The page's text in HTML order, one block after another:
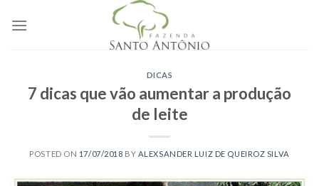
DICAS
7 dicas que vão aumentar a produção
de leite
POSTED ON 17/07/2018 BY ALEXSANDER LUIZ DE QUEIROZ SILVA